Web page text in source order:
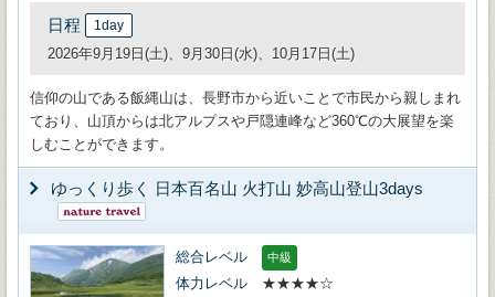
日程 1day
2026年9月19日(土)、9月30日(水)、10月17日(土)
信仰の山である飯縄山は、長野市から近いことで市民から親しまれ
ており、山頂からは北アルプスや戸隠連峰など360℃の大展望を楽
しむことができます。
ゆっくり歩く 日本百名山 火打山 妙高山登山3days
総合レベル 中級
体力レベル
★★★★☆